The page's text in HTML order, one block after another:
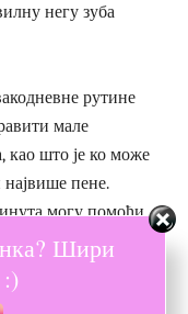
негу зуба
рутине
мале
као што је ко може
пене.
могу помоћи
зубе. Такође,
графиконе за
оралне хигијене и
Шири